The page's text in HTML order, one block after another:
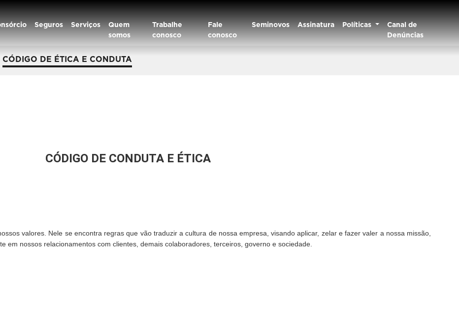
Seguros Serviços
Quem
somos
Trabalhe
conosco
Fale
conosco
Seminovos Assinatura Políticas
Canal de
Denúncias
CÓDIGO DE ÉTICA E CONDUTA
CÓDIGO DE CONDUTA E ÉTICA
valores. Nele se encontra regras que vão traduzir a cultura de nossa empresa, visando aplicar, zelar e fazer valer a nossa missão,
em nossos relacionamentos com clientes, demais colaboradores, terceiros, governo e sociedade.